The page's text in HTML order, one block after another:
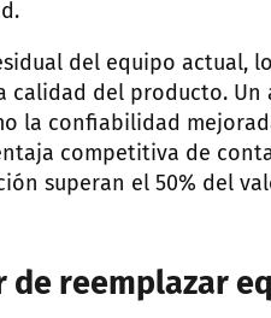
del equipo actual,
calidad del producto. Un
la confiabilidad
competitiva de
superan el 50% del
de reemplazar